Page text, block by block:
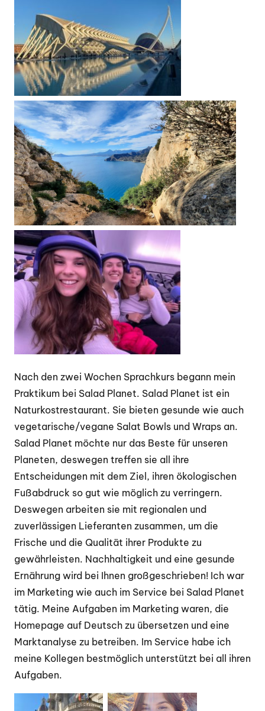
Nach den zwei Wochen Sprachkurs begann mein
Praktikum bei Salad Planet. Salad Planet ist ein
Naturkostrestaurant. Sie bieten gesunde wie auch
vegetarische/vegane Salat Bowls und Wraps an.
Salad Planet möchte nur das Beste für unseren
Planeten, deswegen treffen sie all ihre
Entscheidungen mit dem Ziel, ihren ökologischen
Fußabdruck so gut wie möglich zu verringern.
Deswegen arbeiten sie mit regionalen und
zuverlässigen Lieferanten zusammen, um die
Frische und die Qualität ihrer Produkte zu
gewährleisten. Nachhaltigkeit und eine gesunde
Ernährung wird bei Ihnen großgeschrieben! Ich war
im Marketing wie auch im Service bei Salad Planet
tätig. Meine Aufgaben im Marketing waren, die
Homepage auf Deutsch zu übersetzen und eine
Marktanalyse zu betreiben. Im Service habe ich
meine Kollegen bestmöglich unterstützt bei all ihren
Aufgaben.